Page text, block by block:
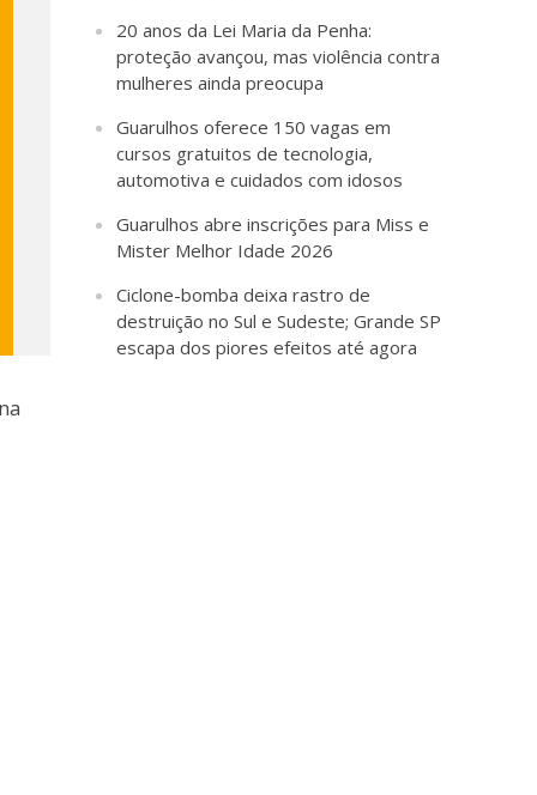
20 anos da Lei Maria da Penha:
proteção avançou, mas violência contra
mulheres ainda preocupa
Guarulhos oferece 150 vagas em
cursos gratuitos de tecnologia,
automotiva e cuidados com idosos
Guarulhos abre inscrições para Miss e
Mister Melhor Idade 2026
Ciclone-bomba deixa rastro de
destruição no Sul e Sudeste; Grande SP
escapa dos piores efeitos até agora